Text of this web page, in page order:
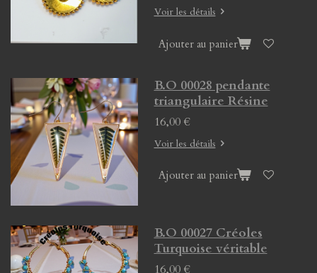
Voir les détails
Ajouter au panier
B.O 00028 pendante
triangulaire Résine
16,00 €
Voir les détails
Ajouter au panier
B.O 00027 Créoles
Turquoise véritable
16,00 €